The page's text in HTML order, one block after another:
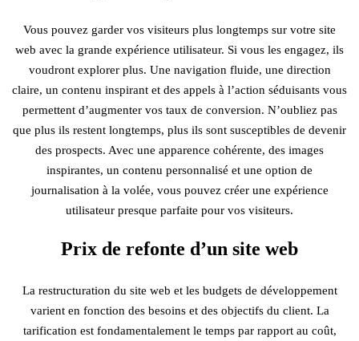
Vous pouvez garder vos visiteurs plus longtemps sur votre site
web avec la grande expérience utilisateur. Si vous les engagez, ils
voudront explorer plus. Une navigation fluide, une direction
claire, un contenu inspirant et des appels à l’action séduisants vous
permettent d’augmenter vos taux de conversion. N’oubliez pas
que plus ils restent longtemps, plus ils sont susceptibles de devenir
des prospects. Avec une apparence cohérente, des images
inspirantes, un contenu personnalisé et une option de
journalisation à la volée, vous pouvez créer une expérience
utilisateur presque parfaite pour vos visiteurs.
Prix de refonte d’un site web
La restructuration du site web et les budgets de développement
varient en fonction des besoins et des objectifs du client. La
tarification est fondamentalement le temps par rapport au coût,